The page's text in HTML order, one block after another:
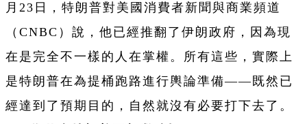
月23日，特朗普對美國消費者新聞與商業頻道
（CNBC）說，他已經推翻了伊朗政府，因為現
在是完全不一樣的人在掌權。所有這些，實際上
是特朗普在為提桶跑路進行輿論準備——既然已
經達到了預期目的，自然就沒有必要打下去了。